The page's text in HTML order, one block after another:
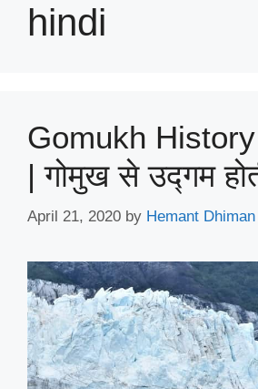
hindi
Gomukh
| गोमुख से उद्गम
April 21, 2020 by Hemant Dhiman